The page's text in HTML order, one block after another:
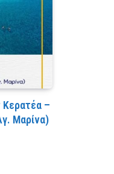
Κερατέα –
Μαρίνα)